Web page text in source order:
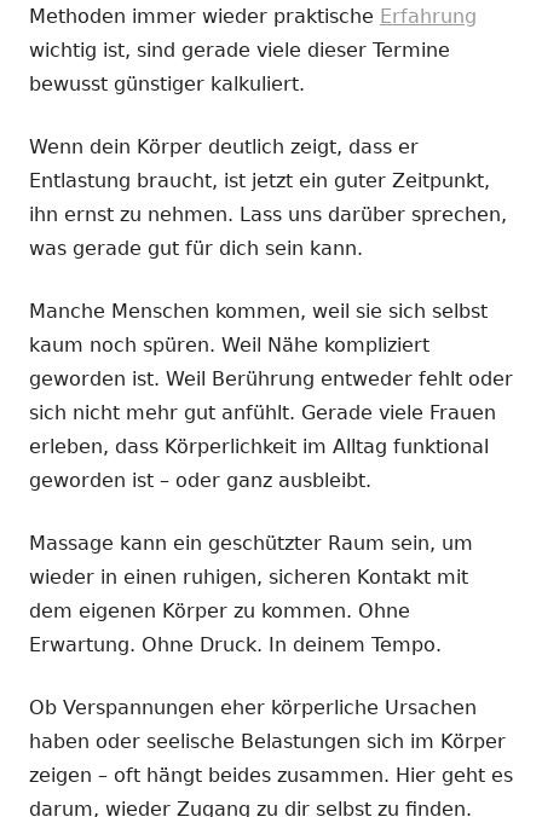
Methoden immer wieder praktische Erfahrung
wichtig ist, sind gerade viele dieser Termine
bewusst günstiger kalkuliert.
Wenn dein Körper deutlich zeigt, dass er
Entlastung braucht, ist jetzt ein guter Zeitpunkt,
ihn ernst zu nehmen. Lass uns darüber sprechen,
was gerade gut für dich sein kann.
Manche Menschen kommen, weil sie sich selbst
kaum noch spüren. Weil Nähe kompliziert
geworden ist. Weil Berührung entweder fehlt oder
sich nicht mehr gut anfühlt. Gerade viele Frauen
erleben, dass Körperlichkeit im Alltag funktional
geworden ist – oder ganz ausbleibt.
Massage kann ein geschützter Raum sein, um
wieder in einen ruhigen, sicheren Kontakt mit
dem eigenen Körper zu kommen. Ohne
Erwartung. Ohne Druck. In deinem Tempo.
Ob Verspannungen eher körperliche Ursachen
haben oder seelische Belastungen sich im Körper
zeigen – oft hängt beides zusammen. Hier geht es
darum, wieder Zugang zu dir selbst zu finden.